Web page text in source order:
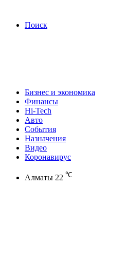
Поиск
Бизнес и экономика
Финансы
Hi-Tech
Авто
События
Назначения
Видео
Коронавирус
Алматы 22 ℃